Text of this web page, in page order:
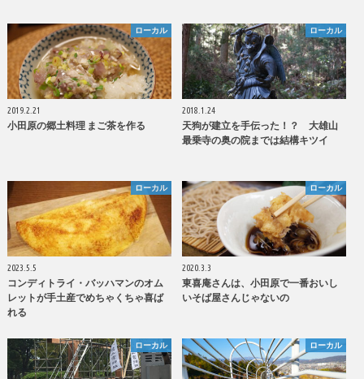
ローカル
2019.2.21
小田原の郷土料理 まご茶を作る
ローカル
2018.1.24
天狗が建立を手伝った！？ 大雄山
最乗寺の奥の院までは結構キツイ
ローカル
2023.5.5
コンディトライ・バッハマンのオム
レットが手土産でめちゃくちゃ喜ば
れる
ローカル
2020.3.3
東喜庵さんは、小田原で一番おいし
いそば屋さんじゃないの
ローカル ローカル